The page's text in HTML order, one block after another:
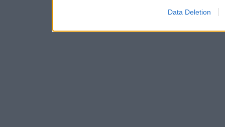
Data Deletion